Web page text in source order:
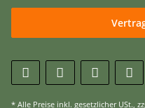
* Alle Preise inkl. gesetzlicher USt.,